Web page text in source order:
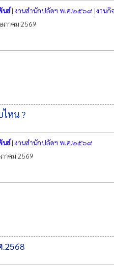
นธ์| งานสำนักปลัดฯ พ.ศ.๒๕๖๙| งานกิ
ภาคม 2569
ไหน ?
นธ์| งานสำนักปลัดฯ พ.ศ.๒๕๖๙
าคม 2569